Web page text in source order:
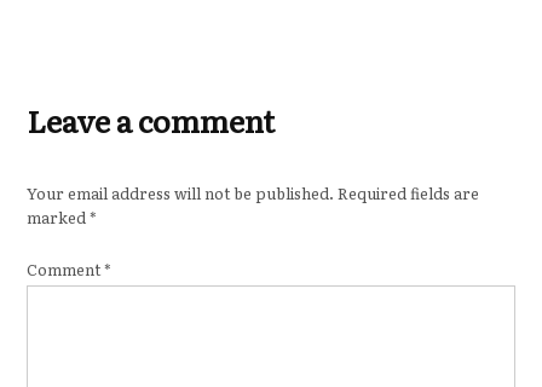
Leave a comment
Your email address will not be published. Required fields are
marked*
Comment*